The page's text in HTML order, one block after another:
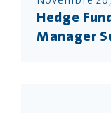
Hedge
Manager